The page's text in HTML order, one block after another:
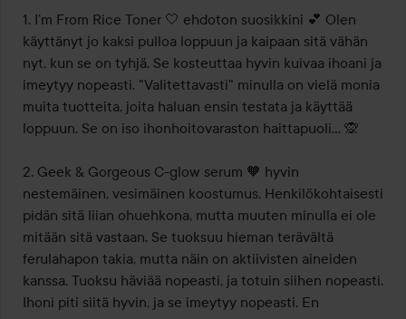
1. I’m From Rice Toner 🤍 ehdoton suosikkini 💕 Olen
käyttänyt jo kaksi pulloa loppuun ja kaipaan sitä vähän
nyt, kun se on tyhjä. Se kosteuttaa hyvin kuivaa ihoani ja
imeytyy nopeasti. "Valitettavasti" minulla on vielä monia
muita tuotteita, joita haluan ensin testata ja käyttää
loppuun. Se on iso ihonhoitovaraston haittapuoli… 🙊
2. Geek & Gorgeous C-glow serum 🧡 hyvin
nestemäinen, vesimäinen koostumus. Henkilökohtaisesti
pidän sitä liian ohuehkona, mutta muuten minulla ei ole
mitään sitä vastaan. Se tuoksuu hieman terävältä
ferulahapon takia, mutta näin on aktiivisten aineiden
kanssa. Tuoksu häviää nopeasti, ja totuin siihen nopeasti.
Ihoni piti siitä hyvin, ja se imeytyy nopeasti. En